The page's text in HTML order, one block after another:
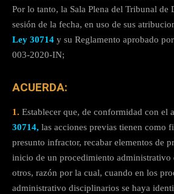
Por lo tanto, la Sala Plena del Tribunal de
sesión de la fecha, en uso de sus
Ley 30714 y su Reglamento aprobado
003-2020-IN;
ACUERDA:
1. Establecer que, de conformidad con el
30714, las acciones previas tienen como
presunto infractor, recabar elementos de
inicio de un procedimiento administrativo
otros, razón por la cual, cuando en los
administrativo disciplinarios se haya